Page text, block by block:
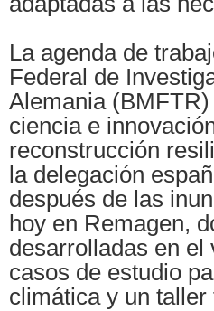
La agenda de
Federal de
Alemania
ciencia e
reconstrucción
la delegación
después de las
hoy en Remagen,
desarrolladas en el
casos de estudio
climática y un taller